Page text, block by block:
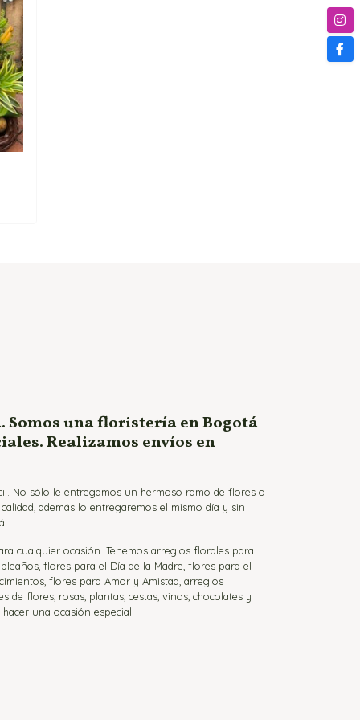
una floristería en Bogotá
Realizamos envíos en
No sólo le entregamos un hermoso ramo de flores o
además lo entregaremos el mismo día y sin
cualquier ocasión. Tenemos arreglos florales para
flores para el Día de la Madre, flores para el
flores para Amor y Amistad, arreglos
de flores, rosas, plantas, cestas, vinos, chocolates y
una ocasión especial.